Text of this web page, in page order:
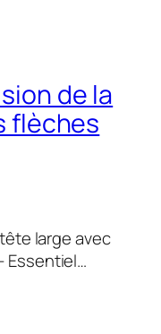
de la
flèches
large avec
Essentiel…